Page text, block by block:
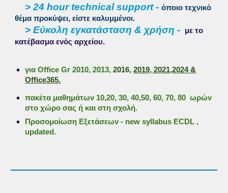
> 24 hour technical support -όποιο τεχνικό
θέμα προκύψει, είστε καλυμμένοι.
> Εύκολη εγκατάσταση & χρήση -
με το
κατέβασμα ενός αρχείου.
για Office Gr 2010, 2013,2016,2019, 2021,2024 &
Office365.
πακέτα μαθημάτων 10,20, 30, 40,50, 60,70, 80 ωρών
στο χώρο σας ή και στη σχολή.
Προσομοίωση Εξετάσεων - new syllabus ECDL ,
updated.